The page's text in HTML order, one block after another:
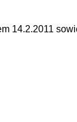
14.2.2011